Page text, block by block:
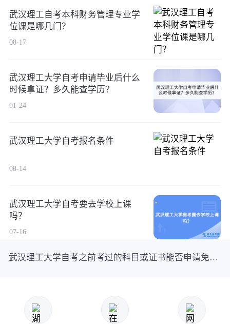
武汉理工自考本科财务管理专业学
位课是哪几门？
08-17
武汉理工大学自考申请毕业后什么
时候拿证？多久能查学历？
01-24
武汉理工大学自考报名条件
08-14
武汉理工大学自考要去学校上课
吗？
07-16
武汉理工大学自考之前考过的科目或证书能否申请免考？速来了解！